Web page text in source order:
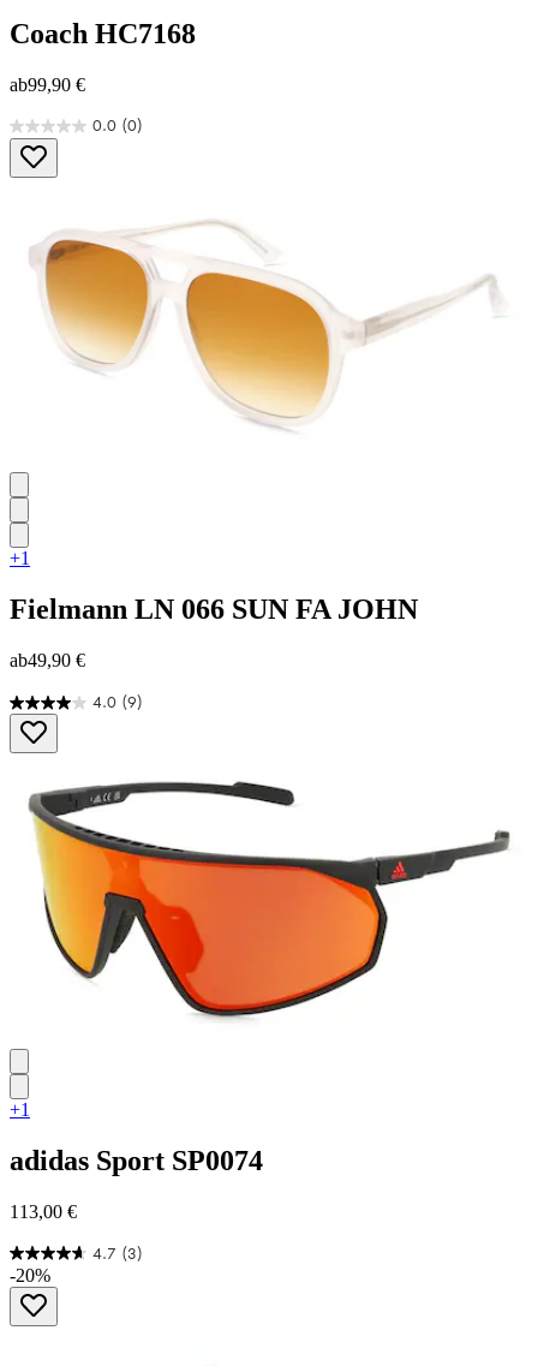
Coach HC7168
ab99,90 €
0.0 (0)
0.0
von
5
+1
Fielmann LN 066 SUN FA JOHN
ab49,90 €
4.0 (9)
4.0
von
5
Bewertungen
+1
adidas Sport SP0074
113,00 €
4.7 (3)
4.7
von
Sternen.
-20%